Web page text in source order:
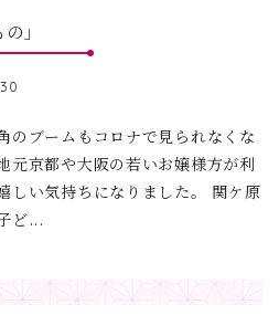
」
のブームもコロナで見られなくな
元京都や大阪の若いお嬢様方が利
しい気持ちになりました。 関ケ原
ど...